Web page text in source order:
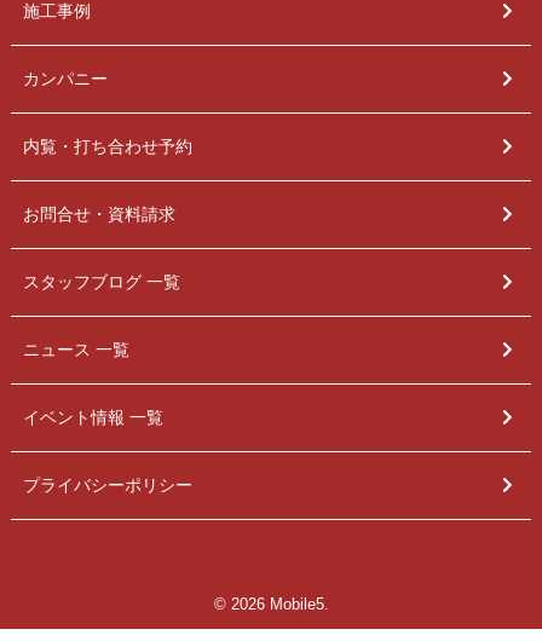
施工事例
カンパニー
内覧・打ち合わせ予約
お問合せ・資料請求
スタッフブログ 一覧
ニュース 一覧
イベント情報 一覧
プライバシーポリシー
© 2026 Mobile5.